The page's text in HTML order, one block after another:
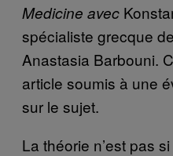
Medicine avec
spécialiste grecque
Anastasia Barbouni.
article soumis à une
sur le sujet.
La théorie n’est pas